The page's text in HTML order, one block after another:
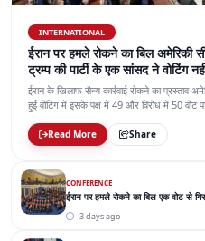
INTERNATIONAL
ईरान पर हमले रोकने का बिल अमेरिकी
ट्रम्प की पार्टी के एक सांसद ने वोटिंग
ईरान के खिलाफ सैन्य कार्रवाई रोकने का प्रस्ताव
हुई वोटिंग में इसके पक्ष में 49 और विरोध में 50 वोट
Read More Share
CONFERENCE
ईरान पर हमले रोकने का बिल एक वोट से
3 days ago